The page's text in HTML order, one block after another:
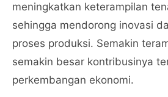
meningkatkan keterampilan
sehingga mendorong inovasi
proses produksi. Semakin
semakin besar kontribusinya
perkembangan ekonomi.